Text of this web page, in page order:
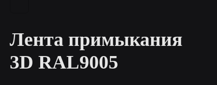
Лента примыкания
3D RAL9005